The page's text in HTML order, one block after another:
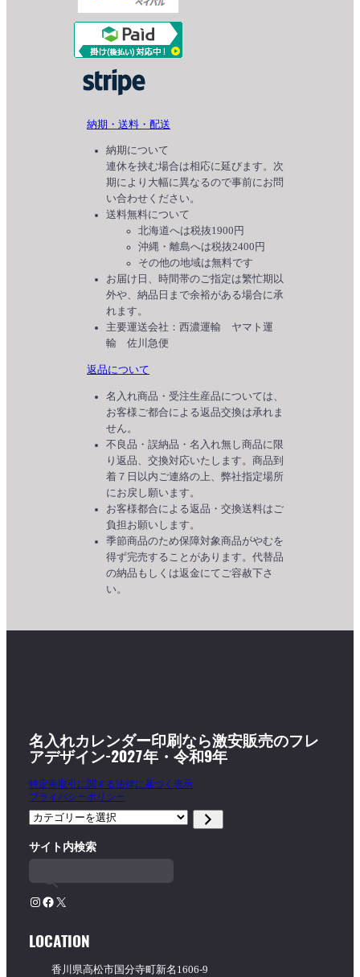
納期・送料・配送
納期について
連休を挟む場合は相応に延びます。次
期により大幅に異なるので事前にお問
い合わせください。
送料無料について
北海道へは税抜1900円
沖縄・離島へは税抜2400円
その他の地域は無料です
お届け日、時間帯のご指定は繁忙期以
外や、納品日まで余裕がある場合に承
れます。
主要運送会社：西濃運輸 ヤマト運
輸 佐川急便
返品について
名入れ商品・受注生産品については、
お客様ご都合による返品交換は承れま
せん。
不良品・誤納品・名入れ無し商品に限
り返品、交換対応いたします。商品到
着７日以内ご連絡の上、弊社指定場所
にお戻し願います。
お客様都合による返品・交換送料はご
負担お願いします。
季節商品のため保障対象商品がやむを
得ず完売することがあります。代替品
の納品もしくは返金にてご容赦下さ
い。
名入れカレンダー印刷なら激安販売のフレ
アデザイン-2027年・令和9年
特定商取引に関する法律に基づく表示
プライバシーポリシー
カ
ゴ
リ
ー
を
サイト内検索
Instagram Facebook X
LOCATION
香川県高松市国分寺町新名1606-9